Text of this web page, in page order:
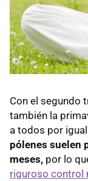
Con el segundo
también la
a todos por
pólenes suelen
meses, por lo
riguroso control